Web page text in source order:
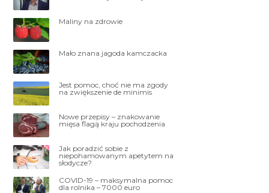
Maliny na zdrowie
Mało znana jagoda kamczacka
Jest pomoc, choć nie ma zgody
na zwiększenie de minimis
Nowe przepisy – znakowanie
mięsa flagą kraju pochodzenia
Jak poradzić sobie z
niepohamowanym apetytem na
słodycze?
COVID-19 – maksymalna pomoc
dla rolnika – 7000 euro